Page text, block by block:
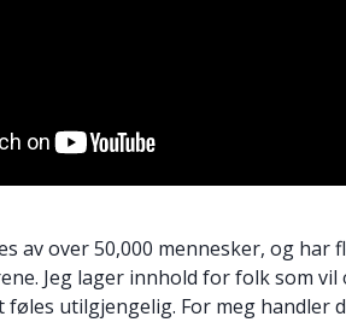
av over 50,000 mennesker, og har
Jeg lager innhold for folk som
føles utilgjengelig. For meg handler